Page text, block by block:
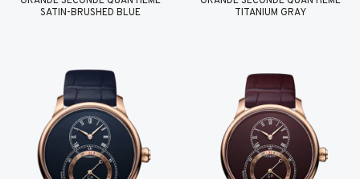
SATIN-BRUSHED BLUE
TITANIUM GRAY